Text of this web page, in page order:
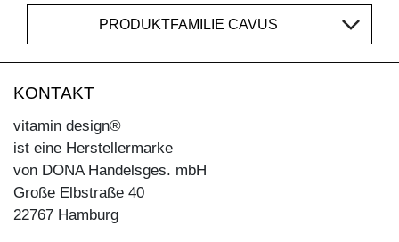
PRODUKTFAMILIE CAVUS
KONTAKT
vitamin design®
ist eine Herstellermarke
von DONA Handelsges. mbH
Große Elbstraße 40
22767 Hamburg